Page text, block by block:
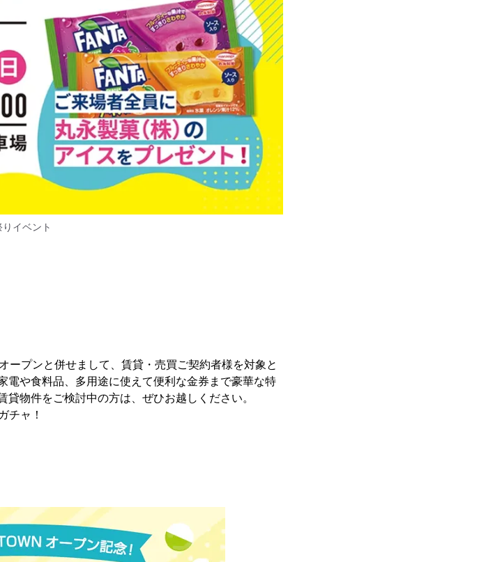
りイベント
ープンと併せまして、賃貸・売買ご契約者様を対象と
電や食料品、多用途に使えて便利な金券まで豪華な特
物件をご検討中の方は、ぜひお越しください。
チャ！